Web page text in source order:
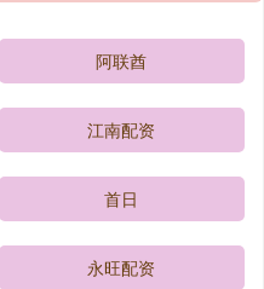
阿联酋
江南配资
首日
永旺配资